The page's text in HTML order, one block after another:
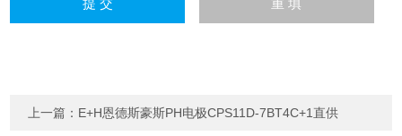
上一篇： E+H恩德斯豪斯PH电极CPS11D-7BT4C+1直供